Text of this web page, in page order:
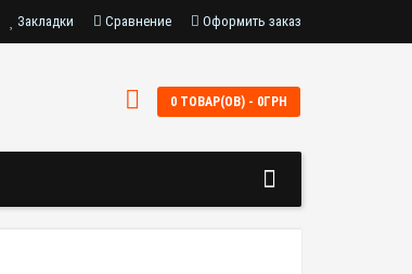
Закладки Сравнение Оформить заказ
0 ТОВАР(ОВ) - 0ГРН